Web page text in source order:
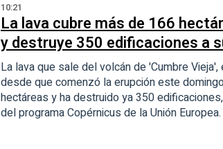
10:21
La lava cubre más de 166
y destruye 350 edificaciones a
La lava que sale del volcán de 'Cumbre
desde que comenzó la erupción este
hectáreas y ha destruido ya 350
del programa Copérnicus de la Unión Europea.